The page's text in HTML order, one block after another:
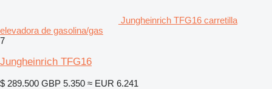
Jungheinrich TFG16 carretilla
elevadora de gasolina/gas
7
Jungheinrich TFG16
$ 289.500 GBP 5.350 ≈ EUR 6.241